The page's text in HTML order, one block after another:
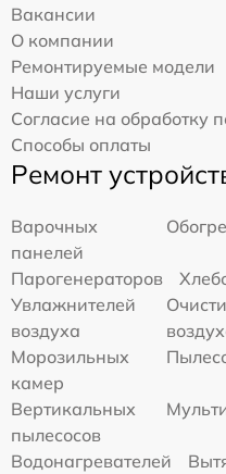
Вакансии
О компании
Ремонтируемые модели
Наши услуги
Согласие на обработку
Способы оплаты
Ремонт
Варочных
панелей
Парогенераторов
Увлажнителей
воздуха
Морозильных
камер
Вертикальных
пылесосов
Водонагревателей